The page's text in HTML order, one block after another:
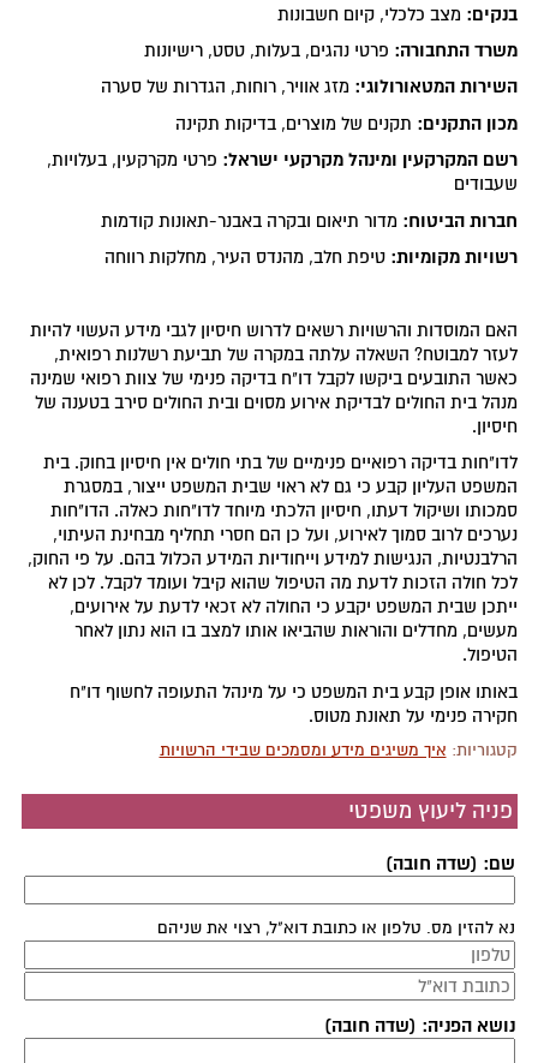
בנקים: מצב כלכלי, קיום חשבונות
משרד התחבורה: פרטי נהגים, בעלות, טסט, רישיונות
השירות המטאורולוגי: מזג אוויר, רוחות, הגדרות של סערה
מכון התקנים: תקנים של מוצרים, בדיקות תקינה
רשם המקרקעין ומינהל מקרקעי ישראל: פרטי מקרקעין, בעלויות,
שעבודים
חברות הביטוח: מדור תיאום ובקרה באבנר-תאונות קודמות
רשויות מקומיות:טיפת חלב, מהנדס העיר, מחלקות רווחה
האם המוסדות והרשויות רשאים לדרוש חיסיון לגבי מידע העשוי להיות
לעזר למבוטח? השאלה עלתה במקרה של תביעת רשלנות רפואית,
כאשר התובעים ביקשו לקבל דו"ח בדיקה פנימי של צוות רפואי שמינה
מנהל בית החולים לבדיקת אירוע מסוים ובית החולים סירב בטענה של
חיסיון.
לדו"חות בדיקה רפואיים פנימיים של בתי חולים אין חיסיון בחוק. בית
המשפט העליון קבע כי גם לא ראוי שבית המשפט ייצור, במסגרת
סמכותו ושיקול דעתו, חיסיון הלכתי מיוחד לדו"חות כאלה. הדו"חות
נערכים לרוב סמוך לאירוע, ועל כן הם חסרי תחליף מבחינת העיתוי,
הרלבנטיות, הנגישות למידע וייחודיות המידע הכלול בהם. על פי החוק,
לכל חולה הזכות לדעת מה הטיפול שהוא קיבל ועומד לקבל. לכן לא
ייתכן שבית המשפט יקבע כי החולה לא זכאי לדעת על אירועים,
מעשים, מחדלים והוראות שהביאו אותו למצב בו הוא נתון לאחר
הטיפול.
באותו אופן קבע בית המשפט כי על מינהל התעופה לחשוף דו"ח
חקירה פנימי על תאונת מטוס.
קטגוריות: איך משיגים מידע ומסמכים שבידי הרשויות
פניה ליעוץ משפטי
שם: (שדה חובה)
נא להזין מס. טלפון או כתובת דוא"ל, רצוי את שניהם
נושא הפניה: (שדה חובה)